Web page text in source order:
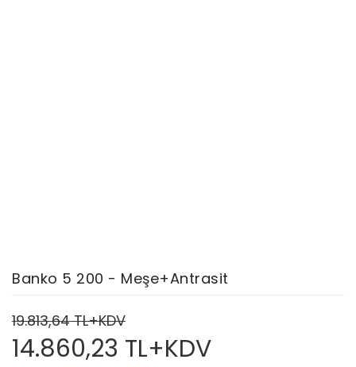
Banko 5 200 - Meşe+Antrasit
19.813,64 TL+KDV
14.860,23 TL+KDV